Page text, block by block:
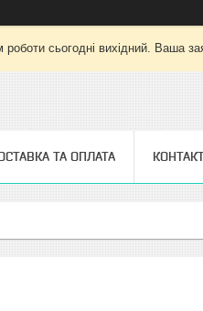
сьогодні вихідний. Ваша
ТА ОПЛАТА